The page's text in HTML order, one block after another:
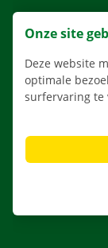
Onze site
Deze website
optimale
surfervaring te